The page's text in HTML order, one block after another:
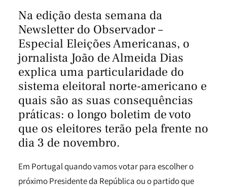
Na edição desta semana da
Newsletter do Observador –
Especial Eleições Americanas, o
jornalista João de Almeida Dias
explica uma particularidade do
sistema eleitoral norte-americano e
quais são as suas consequências
práticas: o longo boletim de voto
que os eleitores terão pela frente no
dia 3 de novembro.
Em Portugal quando vamos votar para escolher o
próximo Presidente da República ou o partido que